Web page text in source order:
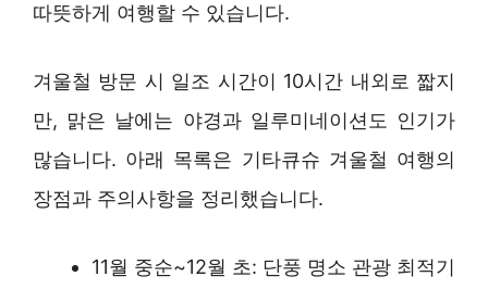
따뜻하게 여행할 수 있습니다.
겨울철 방문 시 일조 시간이 10시간 내외로 짧지
만, 맑은 날에는 야경과 일루미네이션도 인기가
많습니다. 아래 목록은 기타큐슈 겨울철 여행의
장점과 주의사항을 정리했습니다.
11월 중순~12월 초: 단풍 명소 관광 최적기